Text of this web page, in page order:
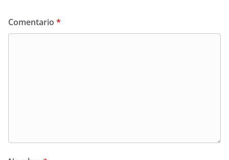
Comentario *